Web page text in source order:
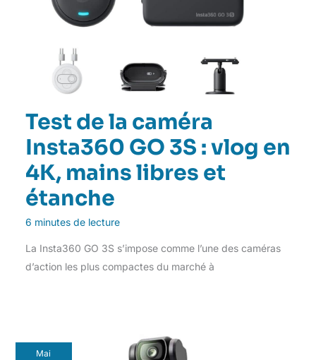
Test de la caméra
Insta360 GO 3S : vlog en
4K, mains libres et
étanche
6 minutes de lecture
La Insta360 GO 3S s’impose comme l’une des caméras
d’action les plus compactes du marché à
Mai